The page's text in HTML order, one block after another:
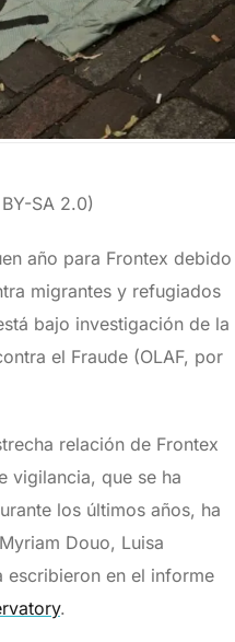
SA 2.0)
año para Frontex debido
migrantes y refugiados
bajo investigación de la
el Fraude (OLAF, por
relación de Frontex
vigilancia, que se ha
los últimos años, ha
Douo, Luisa
escribieron en el informe
.